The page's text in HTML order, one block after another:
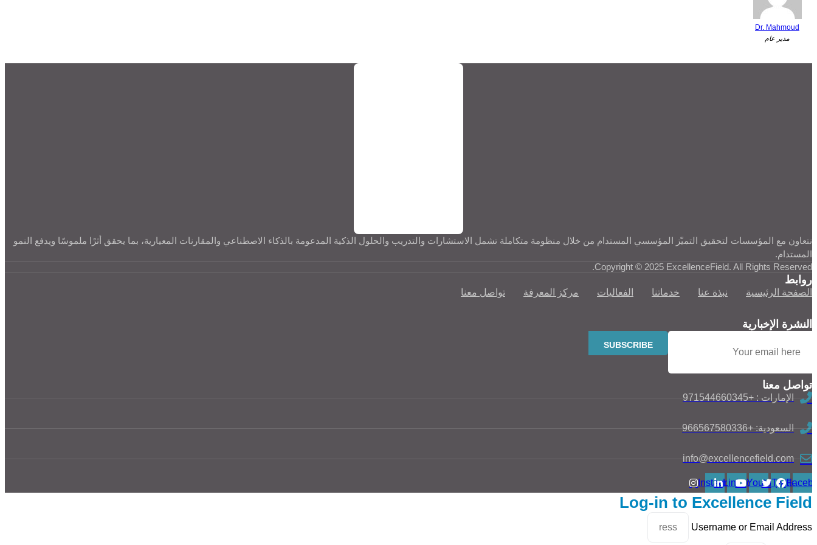
Dr. Mahmoud
مدير عام
نتعاون مع المؤسسات لتحقيق التميّز المؤسسي المستدام من خلال منظومة متكاملة تشمل الاستشارات والتدريب والحلول الذكية المدعومة بالذكاء الاصطناعي والمقارنات المعيارية، بما يحقق أثرًا ملموسًا ويدفع النمو
المستدام.
Copyright © 2025 ExcellenceField. All Rights Reserved.
روابط
الصفحة الرئيسية نبذة عنا خدماتنا الفعاليات مركز المعرفة تواصل معنا
النشرة الإخبارية
تواصل معنا
الإمارات : +971544660345
السعودية: +966567580336
info@excellencefield.com
Twitter
Youtube
Linkedin
Instagram
Log-in to Excellence Field
Username or Email Address